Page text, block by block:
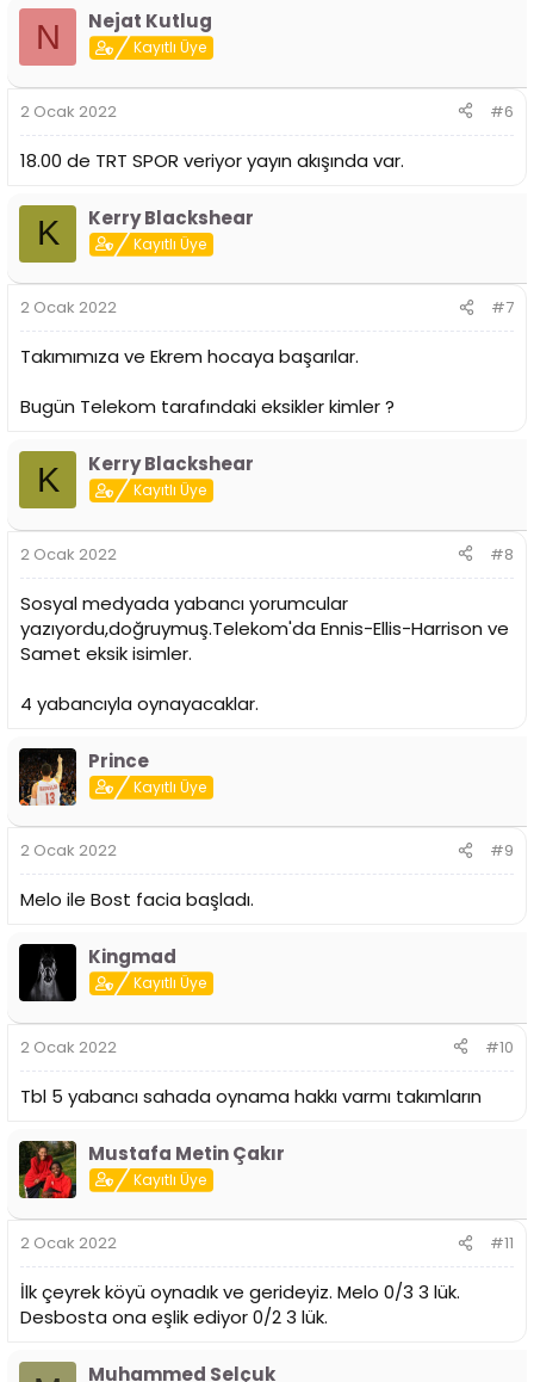
l
:
N Nejat Kutlug
Kayıtlı Üye
2 Ocak 2022 #6
18.00 de TRT SPOR veriyor yayın akışında var.
K Kerry Blackshear
Kayıtlı Üye
2 Ocak 2022 #7
Takımımıza ve Ekrem hocaya başarılar.
Bugün Telekom tarafındaki eksikler kimler ?
K Kerry Blackshear
Kayıtlı Üye
2 Ocak 2022 #8
Sosyal medyada yabancı yorumcular
yazıyordu,doğruymuş.Telekom'da Ennis-Ellis-Harrison ve
Samet eksik isimler.
4 yabancıyla oynayacaklar.
Prince
Kayıtlı Üye
2 Ocak 2022 #9
Melo ile Bost facia başladı.
Kingmad
Kayıtlı Üye
2 Ocak 2022 #10
Tbl 5 yabancı sahada oynama hakkı varmı takımların
Mustafa Metin Çakır
Kayıtlı Üye
2 Ocak 2022 #11
İlk çeyrek köyü oynadık ve gerideyiz. Melo 0/3 3 lük.
Desbosta ona eşlik ediyor 0/2 3 lük.
Muhammed Selçuk